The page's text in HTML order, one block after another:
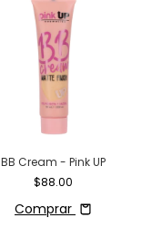
BB Cream - Pink UP
$88.00
Comprar